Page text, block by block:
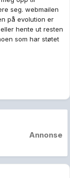
seg. webmailen
på evolution er
hente ut resten
som har støtet
Annonse